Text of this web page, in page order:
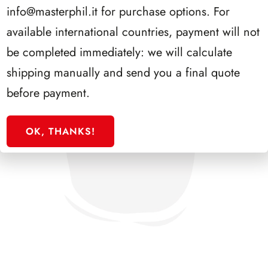
info@masterphil.it for purchase options. For
available international countries, payment will not
be completed immediately: we will calculate
shipping manually and send you a final quote
before payment.
OK, THANKS!